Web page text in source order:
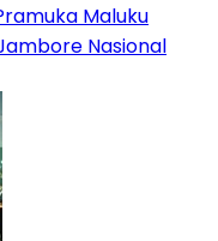
Maluku
Nasional